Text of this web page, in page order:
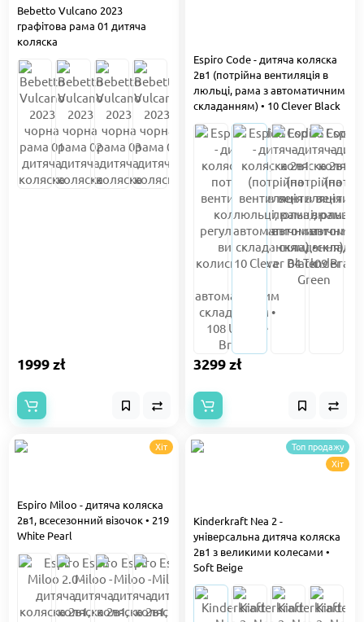
Bebetto Vulcano 2023
графітова рама 01 дитяча
коляска
1999 zł
Espiro Code - дитяча коляска
2в1 (потрійна вентиляція в
люльці, рама з автоматичним
складанням) • 10 Clever Black
3299 zł
Хіт
Espiro Miloo - дитяча коляска
2в1, всесезонний візочок • 219
White Pearl
Топ продажу
Хіт
Kinderkraft Nea 2 -
універсальна дитяча коляска
2в1 з великими колесами •
Soft Beige